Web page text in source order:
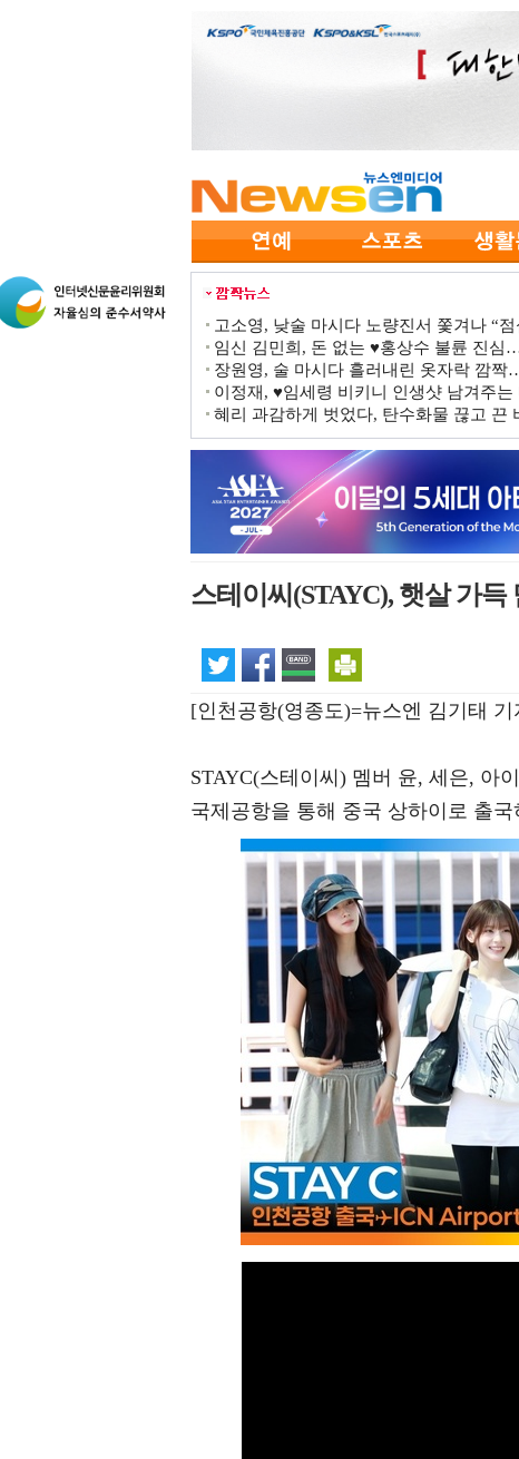
고소영, 낮술 마시다 노량진서 쫓겨나 “
임신 김민희, 돈 없는 ♥홍상수 불륜 진심
장원영, 술 마시다 흘러내린 옷자락 깜짝
이정재, ♥임세령 비키니 인생샷 남겨주
혜리 과감하게 벗었다, 탄수화물 끊고 끈
스테이씨(STAYC), 햇살 가
[인천공항(영종도)=뉴스엔 김기태 기
STAYC(스테이씨) 멤버 윤, 세은, 아
국제공항을 통해 중국 상하이로 출국